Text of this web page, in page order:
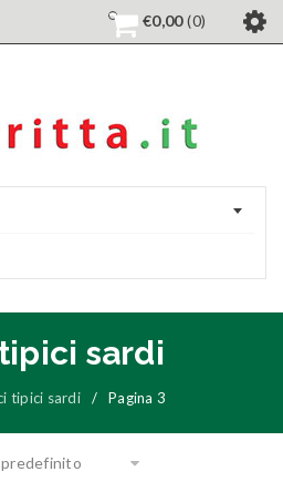
€0,00 0
sardi
tipici sardi / Pagina 3